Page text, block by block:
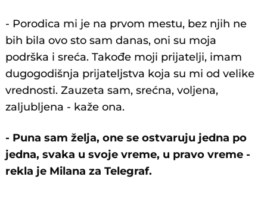
- Porodica mi je na prvom mestu, bez njih ne
bih bila ovo sto sam danas, oni su moja
podrška i sreća. Takođe moji prijatelji, imam
dugogodišnja prijateljstva koja su mi od velike
vrednosti. Zauzeta sam, srećna, voljena,
zaljubljena - kaže ona.
- Puna sam želja, one se ostvaruju jedna po
jedna, svaka u svoje vreme, u pravo vreme -
rekla je Milana za Telegraf.